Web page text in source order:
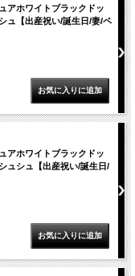
アホワイトブラックドッ
ュ【出産祝い/誕生日/妻/ペ
アホワイトブラックドッ
ュシュ【出産祝い/誕生日/